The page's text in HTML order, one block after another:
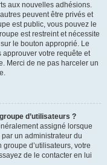
aux nouvelles adhésions.
peuvent être privés et
est public, vous pouvez le
est restreint et nécessite
le bouton approprié. Le
approuver votre requête et
Merci de ne pas harceler un
d’utilisateurs ?
assigné lorsque
un administrateur du
d’utilisateurs, votre
de le contacter en lui